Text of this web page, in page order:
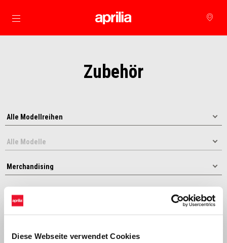
Diese Webseite verwendet Cookies
Skip to content
Zubehör
Sortieren nach: